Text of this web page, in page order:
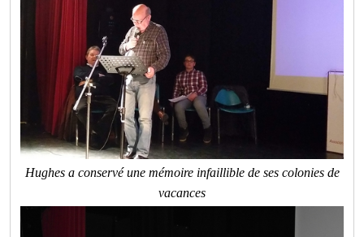
Hughes a conservé une mémoire infaillible de ses colonies de
vacances